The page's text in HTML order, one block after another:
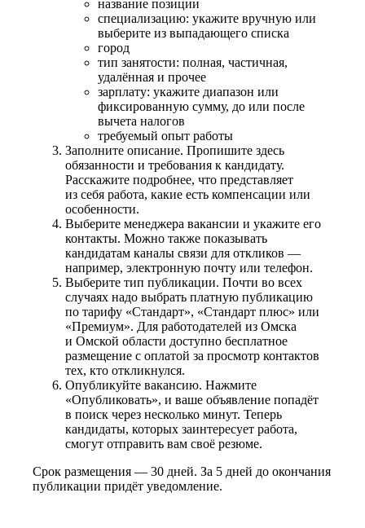
название позиции
специализацию: укажите вручную или
выберите из выпадающего списка
город
тип занятости: полная, частичная,
удалённая и прочее
зарплату: укажите диапазон или
фиксированную сумму, до или после
вычета налогов
требуемый опыт работы
Заполните описание. Пропишите здесь
обязанности и требования к кандидату.
Расскажите подробнее, что представляет
из себя работа, какие есть компенсации или
особенности.
Выберите менеджера вакансии и укажите его
контакты. Можно также показывать
кандидатам каналы связи для откликов —
например, электронную почту или телефон.
Выберите тип публикации. Почти во всех
случаях надо выбрать платную публикацию
по тарифу «Стандарт», «Стандарт плюс» или
«Премиум». Для работодателей из Омска
и Омской области доступно бесплатное
размещение с оплатой за просмотр контактов
тех, кто откликнулся.
Опубликуйте вакансию. Нажмите
«Опубликовать», и ваше объявление попадёт
в поиск через несколько минут. Теперь
кандидаты, которых заинтересует работа,
смогут отправить вам своё резюме.
Срок размещения — 30 дней. За 5 дней до окончания
публикации придёт уведомление.